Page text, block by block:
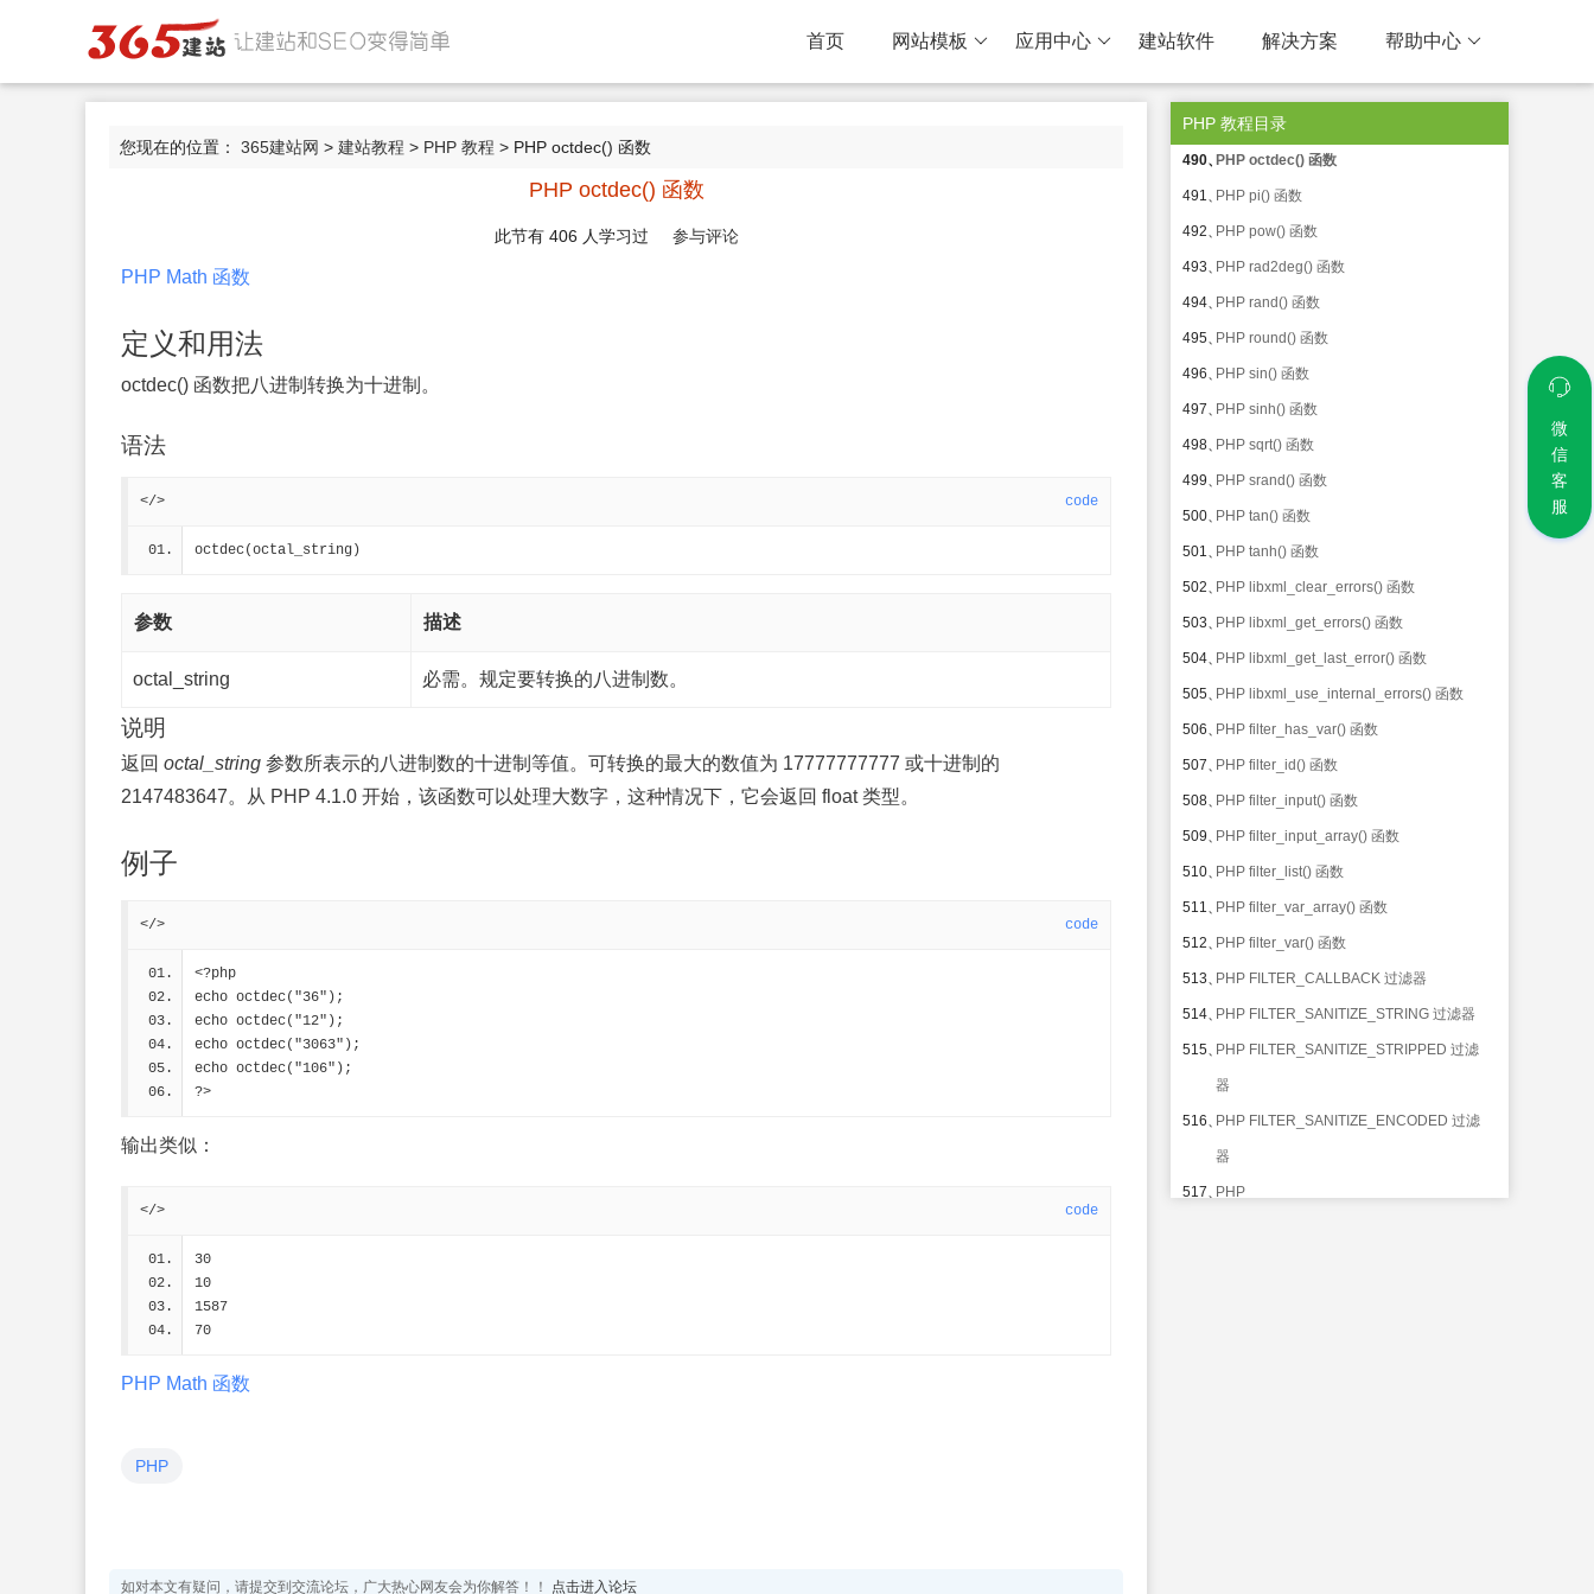
首页 网站模板 应用中心 建站软件 解决方案 帮助中心
您现在的位置： 365建站网 > 建站教程 > PHP 教程 > PHP octdec() 函数
PHP octdec() 函数
此节有 406 人学习过 参与评论
PHP Math 函数
定义和用法
octdec() 函数把八进制转换为十进制。
语法
</> code
octdec(octal_string)
参数 描述
octal_string 必需。规定要转换的八进制数。
说明
返回 octal_string 参数所表示的八进制数的十进制等值。可转换的最大的数值为 17777777777 或十进制的
2147483647。从 PHP 4.1.0 开始，该函数可以处理大数字，这种情况下，它会返回 float 类型。
例子
</> code
<?php
echo octdec("36");
echo octdec("12");
echo octdec("3063");
echo octdec("106");
?>
输出类似：
</> code
30
10
1587
70
PHP Math 函数
PHP
如对本文有疑问，请提交到交流论坛，广大热心网友会为你解答！！ 点击进入论坛
PHP 教程目录
487、 PHP mt_getrandmax() 函数
488、PHP mt_rand() 函数
489、PHP mt_srand() 函数
490、PHP octdec() 函数
491、PHP pi() 函数
492、PHP pow() 函数
493、PHP rad2deg() 函数
494、PHP rand() 函数
495、PHP round() 函数
496、PHP sin() 函数
497、PHP sinh() 函数
498、PHP sqrt() 函数
499、PHP srand() 函数
500、PHP tan() 函数
501、PHP tanh() 函数
502、PHP libxml_clear_errors() 函数
503、PHP libxml_get_errors() 函数
504、PHP libxml_get_last_error() 函数
505、PHP libxml_use_internal_errors() 函数
506、PHP filter_has_var() 函数
507、PHP filter_id() 函数
508、PHP filter_input() 函数
509、PHP filter_input_array() 函数
510、PHP filter_list() 函数
511、PHP filter_var_array() 函数
512、PHP filter_var() 函数
513、PHP FILTER_CALLBACK 过滤器
514、PHP FILTER_SANITIZE_STRING 过滤器
515、PHP FILTER_SANITIZE_STRIPPED 过滤
器
516、PHP FILTER_SANITIZE_ENCODED 过滤
器
517、PHP
微
信
客
服